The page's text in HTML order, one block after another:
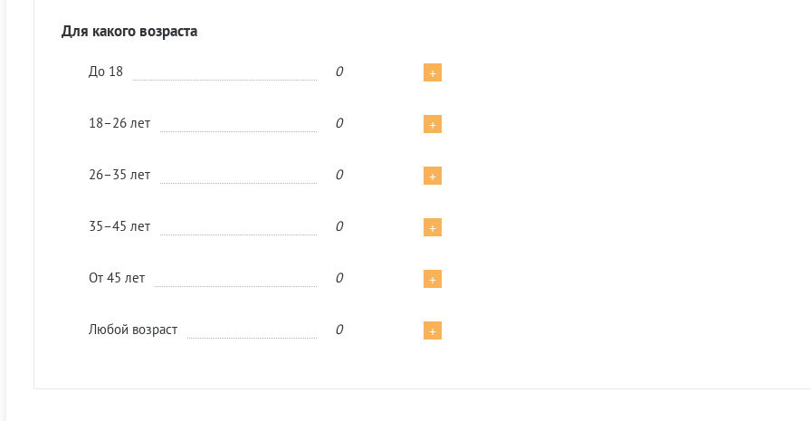
Для какого возраста
До 18 0 +
18–26 лет 0 +
26–35 лет 0 +
35–45 лет 0 +
От 45 лет 0 +
Любой возраст 0 +